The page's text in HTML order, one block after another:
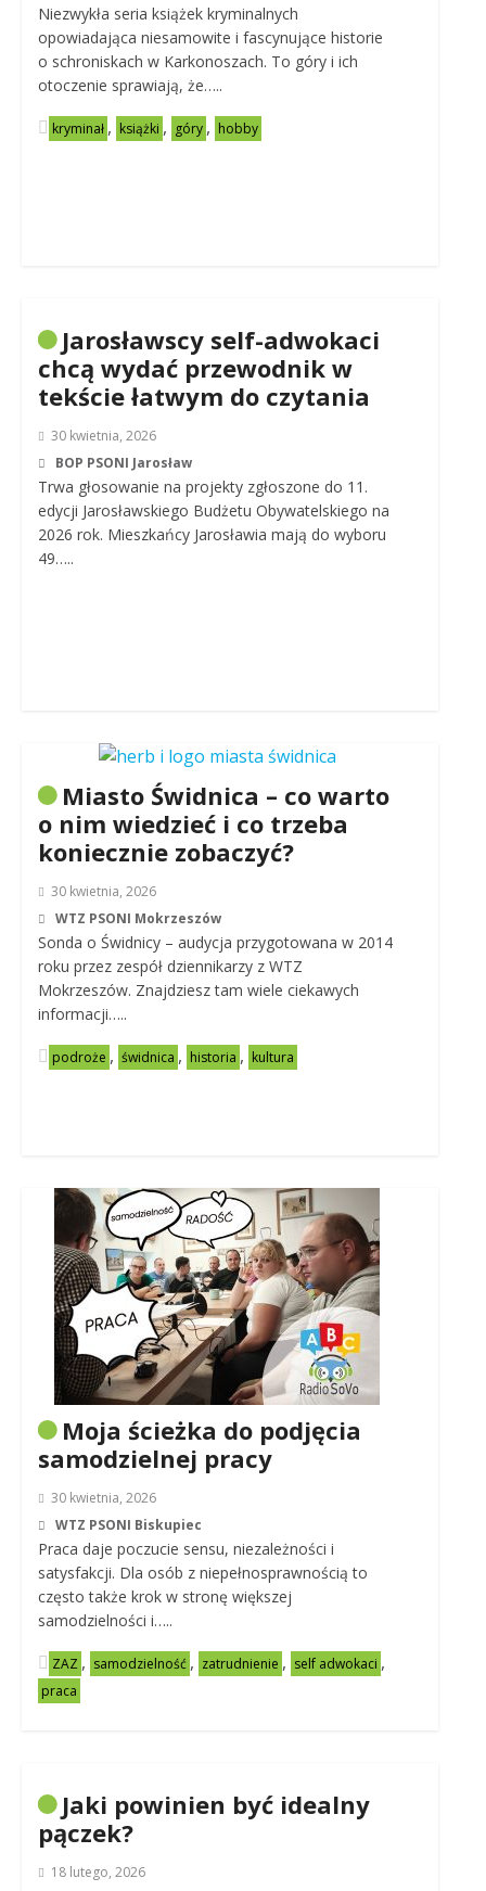
Niezwykła seria książek kryminalnych
opowiadająca niesamowite i fascynujące historie
o schroniskach w Karkonoszach. To góry i ich
otoczenie sprawiają, że…..
kryminał , książki , góry , hobby
Jarosławscy self-adwokaci
chcą wydać przewodnik w
tekście łatwym do czytania
30 kwietnia, 2026
BOP PSONI Jarosław
Trwa głosowanie na projekty zgłoszone do 11.
edycji Jarosławskiego Budżetu Obywatelskiego na
2026 rok. Mieszkańcy Jarosławia mają do wyboru
49…..
Miasto Świdnica – co warto
o nim wiedzieć i co trzeba
koniecznie zobaczyć?
30 kwietnia, 2026
WTZ PSONI Mokrzeszów
Sonda o Świdnicy – audycja przygotowana w 2014
roku przez zespół dziennikarzy z WTZ
Mokrzeszów. Znajdziesz tam wiele ciekawych
informacji…..
podroże , świdnica , historia , kultura
Moja ścieżka do podjęcia
samodzielnej pracy
30 kwietnia, 2026
WTZ PSONI Biskupiec
Praca daje poczucie sensu, niezależności i
satysfakcji. Dla osób z niepełnosprawnością to
często także krok w stronę większej
samodzielności i…..
ZAZ , samodzielność , zatrudnienie , self adwokaci ,
praca
Jaki powinien być idealny
pączek?
18 lutego, 2026